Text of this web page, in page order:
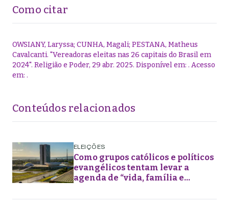
Como citar
OWSIANY, Laryssa; CUNHA, Magali; PESTANA, Matheus
Cavalcanti. "Vereadoras eleitas nas 26 capitais do Brasil em
2024". Religião e Poder, 29 abr. 2025. Disponível em: . Acesso
em: .
Conteúdos relacionados
ELEIÇÕES
Como grupos católicos e políticos
evangélicos tentam levar a
agenda de “vida, família e
futuros